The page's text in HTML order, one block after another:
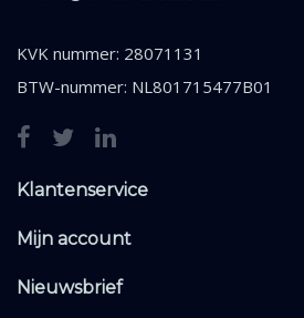
KVK nummer: 28071131
BTW-nummer: NL801715477B01
Klantenservice
Mijn account
Nieuwsbrief